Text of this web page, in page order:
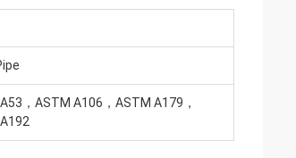
，ASTM A106，ASTM A179，